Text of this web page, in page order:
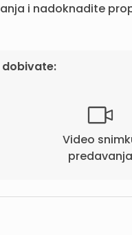
i nadoknadite
dobivate:
Video
predavanja